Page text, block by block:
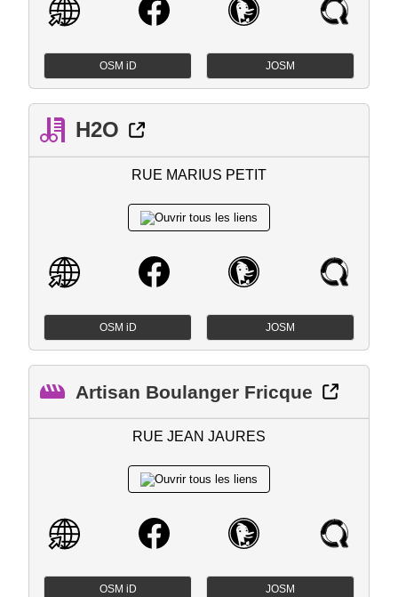
OSM iD JOSM
H2O
RUE MARIUS PETIT
OSM iD JOSM
Artisan Boulanger Fricque
RUE JEAN JAURES
OSM iD JOSM